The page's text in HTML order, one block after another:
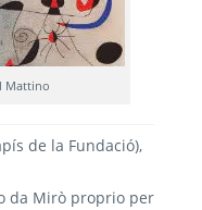
Mattino
de la Fundació),
da Mirò proprio per